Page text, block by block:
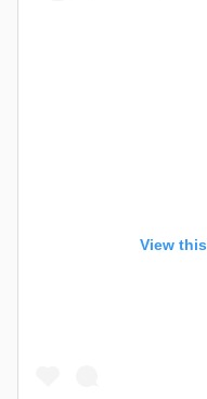
View